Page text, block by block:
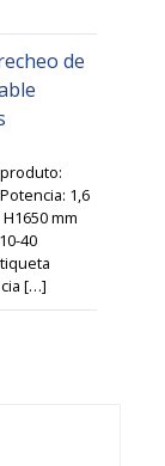
de
1,6
mm
40
[…]